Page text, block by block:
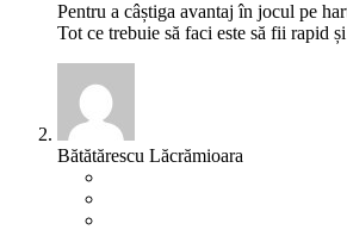
Pentru a câștiga avantaj în jocul pe
Tot ce trebuie să faci este să fii rapid
Bătătărescu Lăcrămioara